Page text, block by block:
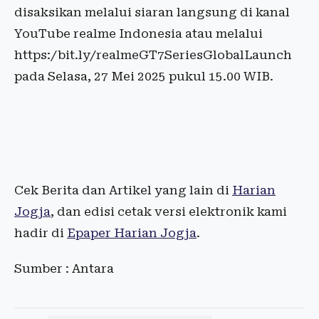
disaksikan melalui siaran langsung di kanal
YouTube realme Indonesia atau melalui
https:/bit.ly/realmeGT7SeriesGlobalLaunch
pada Selasa, 27 Mei 2025 pukul 15.00 WIB.
Cek Berita dan Artikel yang lain di Harian
Jogja, dan edisi cetak versi elektronik kami
hadir di Epaper Harian Jogja.
Sumber : Antara